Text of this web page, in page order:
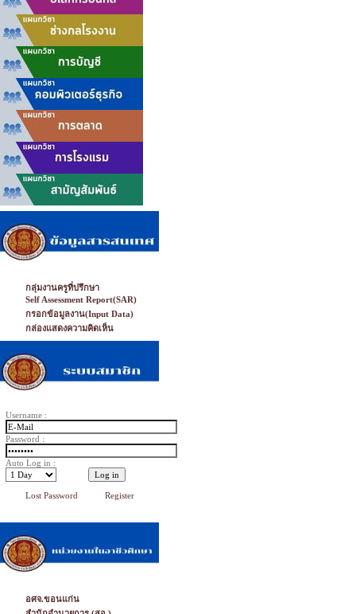
กลุ่มงานครูที่ปรึกษา
Self Assessment Report(SAR)
กรอกข้อมูลงาน(Input Data)
กล่องแสดงความคิดเห็น
Username :
Password :
Auto Log in :
Lost Password Register
อศจ.ขอนแก่น